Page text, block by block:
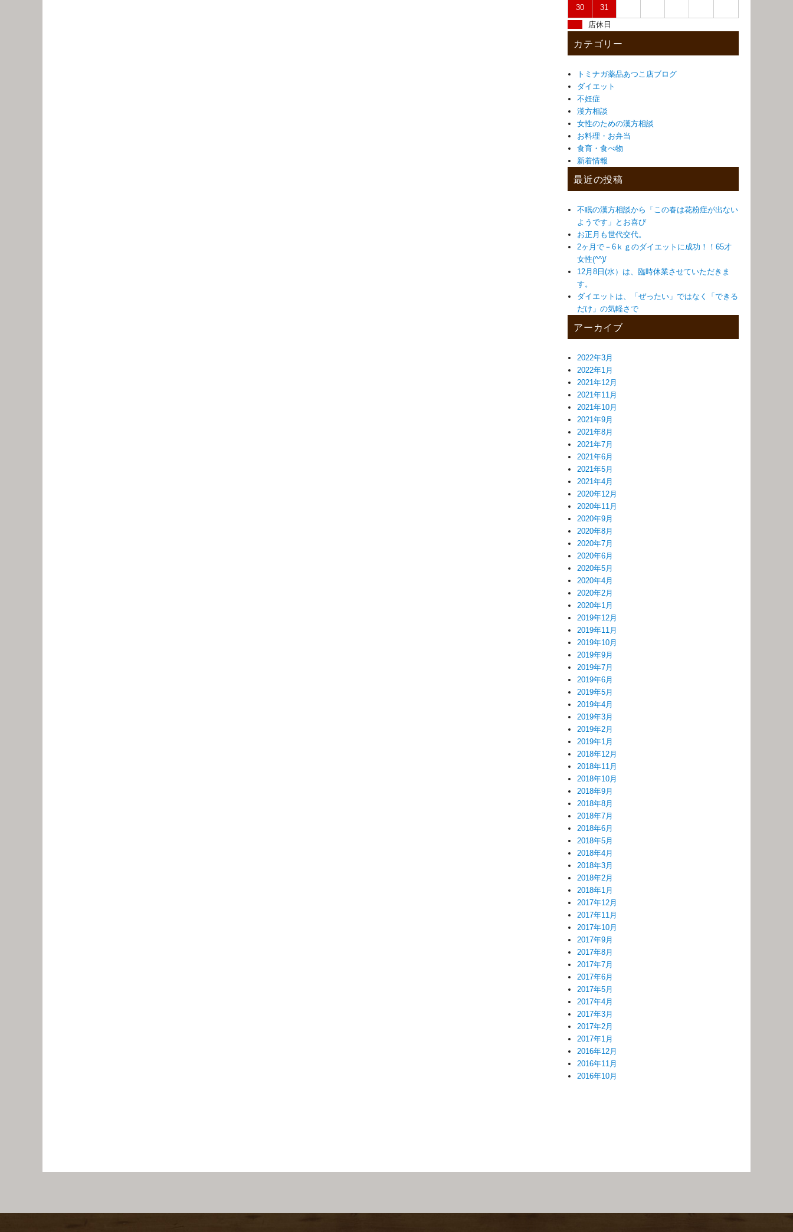
30
31
店休日
カテゴリー
トミナガ薬品あつこ店ブログ
ダイエット
不妊症
漢方相談
女性のための漢方相談
お料理・お弁当
食育・食べ物
新着情報
最近の投稿
不眠の漢方相談から「この春は花粉症が出ない
ようです」とお喜び
お正月も世代交代。
2ヶ月で－6ｋｇのダイエットに成功！！65才
女性(^^)/
12月8日(水）は、臨時休業させていただきま
す。
ダイエットは、「ぜったい」ではなく「できる
だけ」の気軽さで
アーカイブ
2022年3月
2022年1月
2021年12月
2021年11月
2021年10月
2021年9月
2021年8月
2021年7月
2021年6月
2021年5月
2021年4月
2020年12月
2020年11月
2020年9月
2020年8月
2020年7月
2020年6月
2020年5月
2020年4月
2020年2月
2020年1月
2019年12月
2019年11月
2019年10月
2019年9月
2019年7月
2019年6月
2019年5月
2019年4月
2019年3月
2019年2月
2019年1月
2018年12月
2018年11月
2018年10月
2018年9月
2018年8月
2018年7月
2018年6月
2018年5月
2018年4月
2018年3月
2018年2月
2018年1月
2017年12月
2017年11月
2017年10月
2017年9月
2017年8月
2017年7月
2017年6月
2017年5月
2017年4月
2017年3月
2017年2月
2017年1月
2016年12月
2016年11月
2016年10月